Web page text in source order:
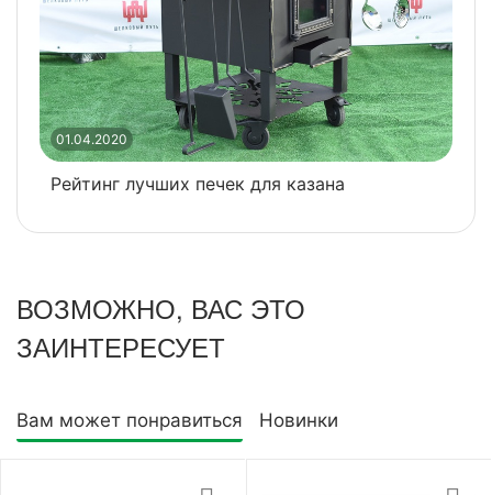
01.04.2020
Рейтинг лучших печек для казана
ВОЗМОЖНО, ВАС ЭТО
ЗАИНТЕРЕСУЕТ
Вам может понравиться Новинки